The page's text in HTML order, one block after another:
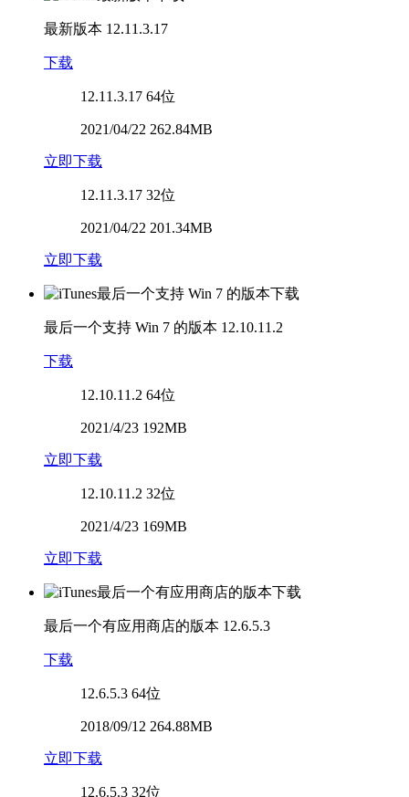
最新版本 12.11.3.17
下载
12.11.3.17 64位
2021/04/22 262.84MB
立即下载
12.11.3.17 32位
2021/04/22 201.34MB
立即下载
最后一个支持 Win 7 的版本 12.10.11.2
下载
12.10.11.2 64位
2021/4/23 192MB
立即下载
12.10.11.2 32位
2021/4/23 169MB
立即下载
最后一个有应用商店的版本 12.6.5.3
下载
12.6.5.3 64位
2018/09/12 264.88MB
立即下载
12.6.5.3 32位